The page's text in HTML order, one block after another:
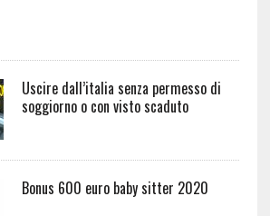
Uscire dall’italia senza permesso di
soggiorno o con visto scaduto
Bonus 600 euro baby sitter 2020